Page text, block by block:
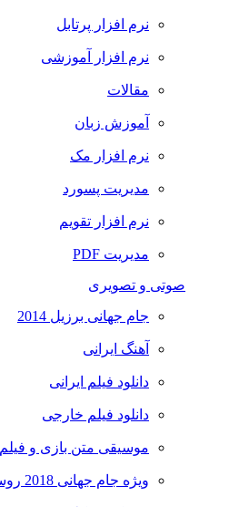
نرم افزار پرتابل
نرم افزار آموزشی
مقالات
آموزش زبان
نرم افزار مک
مدیریت پسورد
نرم افزار تقویم
مدیریت PDF
صوتی و تصویری
جام جهانی برزیل 2014
آهنگ ایرانی
دانلود فیلم ایرانی
دانلود فیلم خارجی
موسیقی متن بازی و فیلم
ویژه جام جهانی 2018 روسیه